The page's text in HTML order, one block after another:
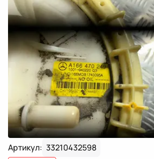
Артикул: 33210432598